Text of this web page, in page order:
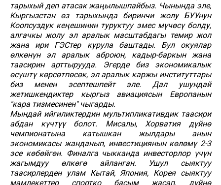
тарыхый деп атасак жаңылышпайбыз. Чынында эле,
Кыргызстан өз тарыхында биринчи жолу БУУнун
Коопсуздук кеңешинин туруктуу эмес мүчөсү болду,
алгачкы жолу эл аралык масштабдагы темир жол
жана ири ГЭСтер курула баштады. Бул окуялар
өлкөнүн эл аралык аброюн, кадыр-баркын жана
таасирин арттырууда. Эгерде биз экономикалык
өсүштү көрсөтпөсөк, эл аралык каржы институттары
биз менен эсептешпейт эле. Дал ушундай
жетишкендиктер кыргыз авиациясын Европанын
"кара тизмесинен" чыгарды.
Мындай ийгиликтердин мультипликативдик таасири
абдан күчтүү болот. Мисалы, Хорватия дүйнө
чемпионатына катышкан жылдары анын
экономикасы жанданып, инвестициянын көлөмү 2-3
эсе көбөйгөн. Финалга чыкканда инвесторлор үчүн
жагымдуу өлкөгө айланган. Ушул сыяктуу
таасирлерден улам Кытай, Япония, Корея сыяктуу
мамлекеттер спортко басым жасап, дүйнө